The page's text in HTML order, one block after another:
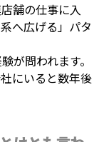
舗の仕事に入
へ広げる」パタ
が問われます。
にいると数年後